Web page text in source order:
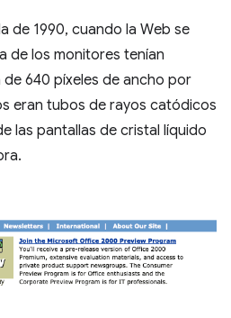
de 1990, cuando la Web se
de los monitores tenían
640 píxeles de ancho por
eran tubos de rayos catódicos
las pantallas de cristal líquido